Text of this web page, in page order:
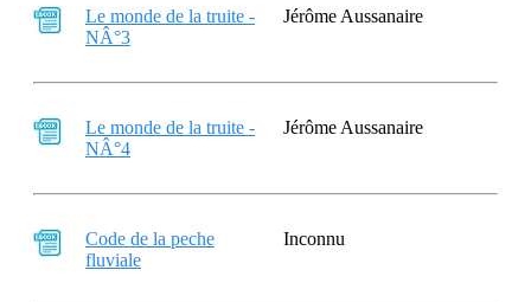
Le monde de la truite -
NÂ°3
Jérôme Aussanaire
Le monde de la truite -
NÂ°4
Jérôme Aussanaire
Code de la peche
fluviale
Inconnu